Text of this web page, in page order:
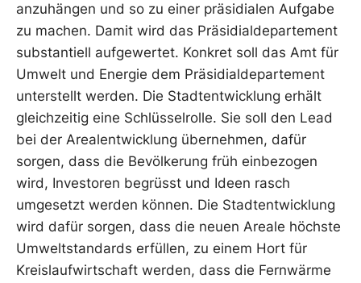
anzuhängen und so zu einer präsidialen Aufgabe
zu machen. Damit wird das Präsidialdepartement
substantiell aufgewertet. Konkret soll das Amt für
Umwelt und Energie dem Präsidialdepartement
unterstellt werden. Die Stadtentwicklung erhält
gleichzeitig eine Schlüsselrolle. Sie soll den Lead
bei der Arealentwicklung übernehmen, dafür
sorgen, dass die Bevölkerung früh einbezogen
wird, Investoren begrüsst und Ideen rasch
umgesetzt werden können. Die Stadtentwicklung
wird dafür sorgen, dass die neuen Areale höchste
Umweltstandards erfüllen, zu einem Hort für
Kreislaufwirtschaft werden, dass die Fernwärme